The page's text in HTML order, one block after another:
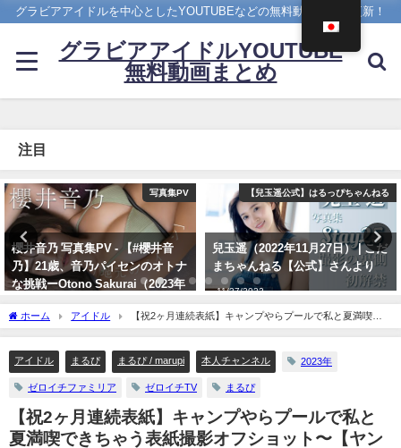
グラビアアイドルを中心としたYOUTUBEなどの無料動画を日々更新！
グラビアアイドルYOUTUBE
無料動画まとめ
注目
【兒玉遥公式】はるっぴちゃんねる
兒玉遥（2022年11月27日） | こだ
まちゃんねる【公式】さんより
11/27/2022
Hカップ
ちとせよしの - 【解禁】写真集
「ただいま」過去最大露出な写真
集ができました（2024年07月26
日） | よしのんチャンネルさんよ
り
ホーム アイドル
【祝2ヶ月連続表紙】キャンプやらプールで私と夏満喫で
きちゃう表紙撮影オフショット〜【ヤングキングBULL】 | まるぴ / marupiさんより
アイドル まるぴ まるぴ / marupi 本人チャンネル 2023年
ゼロイチファミリア ゼロイチTV まるぴ
【祝2ヶ月連続表紙】キャンプやらプールで私と
夏満喫できちゃう表紙撮影オフショット〜【ヤン